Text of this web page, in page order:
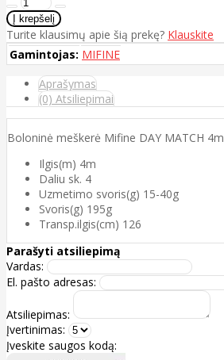
Turite klausimų apie šią prekę? Klauskite
Gamintojas: MIFINE
Aprašymas
(0) Atsiliepimai
Boloninė meškerė Mifine DAY MATCH 4m
Ilgis(m) 4m
Daliu sk. 4
Uzmetimo svoris(g) 15-40g
Svoris(g) 195g
Transp.ilgis(cm) 126
Parašyti atsiliepimą
Vardas:
El. pašto adresas:
Atsiliepimas:
Įvertinimas:
Įveskite saugos kodą: